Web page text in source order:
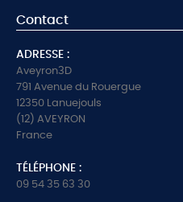
Contact
ADRESSE :
Aveyron3D
791 Avenue du Rouergue
12350 Lanuejouls
(12) AVEYRON
France
TÉLÉPHONE :
09 54 35 63 30